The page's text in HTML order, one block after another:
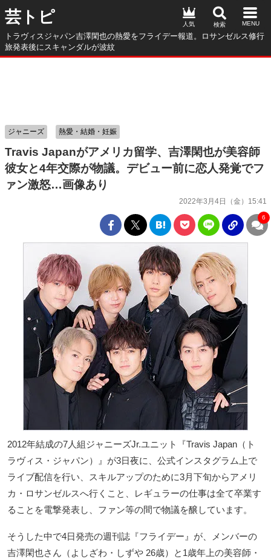
芸トピ
トラヴィスジャパン吉澤閑也の熱愛をフライデー報道。ロサンゼルス修行
旅発表後にスキャンダルが波紋
人気
Travis Japanがアメリカ留学、吉澤閑也が美容師
彼女と4年交際が物議。デビュー前に恋人発覚でフ
ァン激怒…画像あり
2022年3月4日（金）15:41
ジャニーズ 熱愛・結婚・妊娠
6
2012年結成の7人組ジャニーズJr.ユニット『Travis Japan（ト
ラヴィス・ジャパン）』が3日夜に、公式インスタグラム上で
ライブ配信を行い、スキルアップのために3月下旬からアメリ
カ・ロサンゼルスへ行くこと、レギュラーの仕事は全て卒業す
ることを電撃発表し、ファン等の間で物議を醸しています。
そうした中で4日発売の週刊誌『フライデー』が、メンバーの
吉澤閑也さん（よしざわ・しずや 26歳）と1歳年上の美容師・